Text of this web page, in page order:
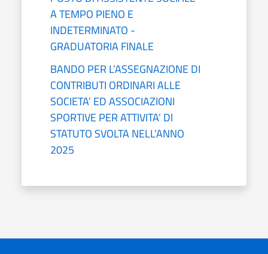
A TEMPO PIENO E
INDETERMINATO -
GRADUATORIA FINALE
BANDO PER L’ASSEGNAZIONE DI
CONTRIBUTI ORDINARI ALLE
SOCIETA’ ED ASSOCIAZIONI
SPORTIVE PER ATTIVITA’ DI
STATUTO SVOLTA NELL’ANNO
2025